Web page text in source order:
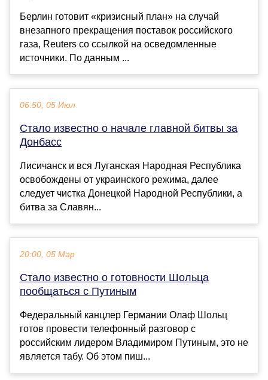
Берлин готовит «кризисный план» на случай
внезапного прекращения поставок российского
газа, Reuters со ссылкой на осведомленные
источники. По данным ...
06:50, 05 Июл
Стало известно о начале главной битвы за
Донбасс
Лисичанск и вся Луганская Народная Республика
освобождены от украинского режима, далее
следует чистка Донецкой Народной Республики, а
битва за Славян...
20:00, 05 Мар
Стало известно о готовности Шольца
пообщаться с Путиным
Федеральный канцлер Германии Олаф Шольц
готов провести телефонный разговор с
российским лидером Владимиром Путиным, это не
является табу. Об этом пиш...